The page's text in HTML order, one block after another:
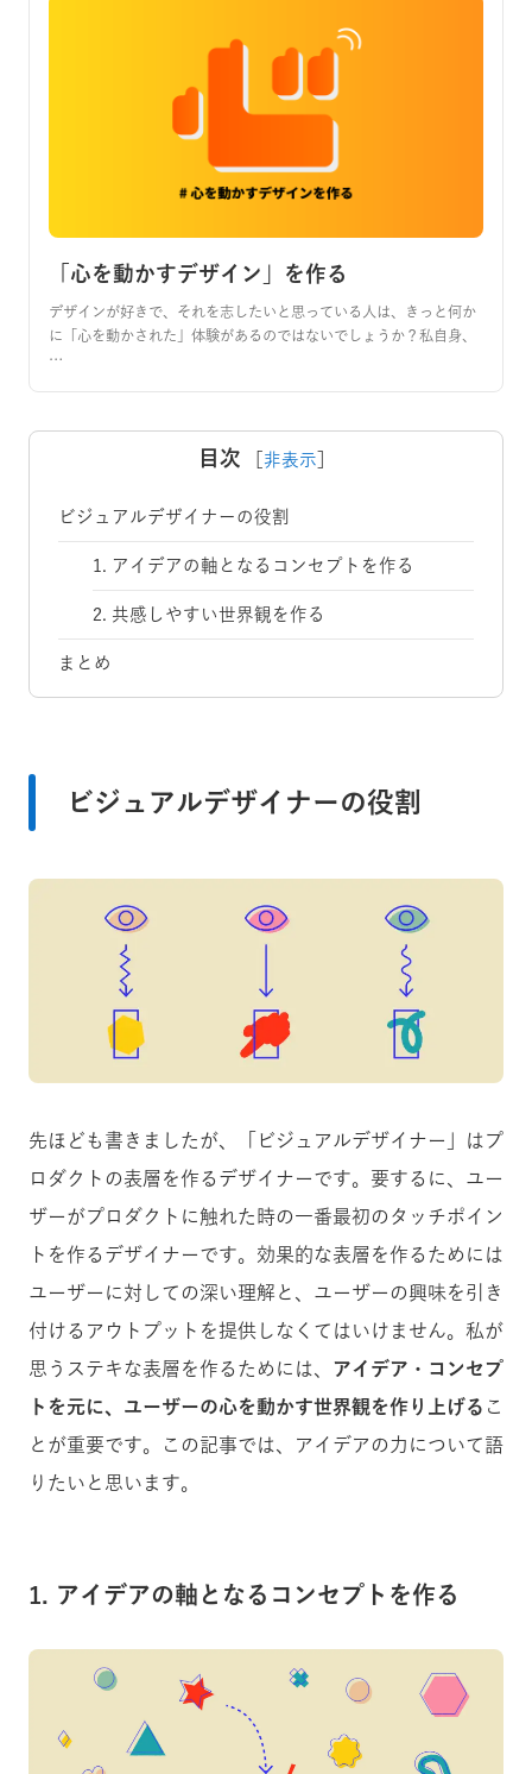
「心を動かすデザイン」を作る
デザインが好きで、それを志したいと思っている人は、きっと何か
に「心を動かされた」体験があるのではないでしょうか？私自身、
…
目次 非表示
ビジュアルデザイナーの役割
1. アイデアの軸となるコンセプトを作る
2. 共感しやすい世界観を作る
まとめ
ビジュアルデザイナーの役割
先ほども書きましたが、「ビジュアルデザイナー」はプ
ロダクトの表層を作るデザイナーです。要するに、ユー
ザーがプロダクトに触れた時の一番最初のタッチポイン
トを作るデザイナーです。効果的な表層を作るためには
ユーザーに対しての深い理解と、ユーザーの興味を引き
付けるアウトプットを提供しなくてはいけません。私が
思うステキな表層を作るためには、 アイデア・コンセプ
トを元に、ユーザーの心を動かす世界観を作り上げる こ
とが重要です。この記事では、アイデアの力について語
りたいと思います。
1. アイデアの軸となるコンセプトを作る